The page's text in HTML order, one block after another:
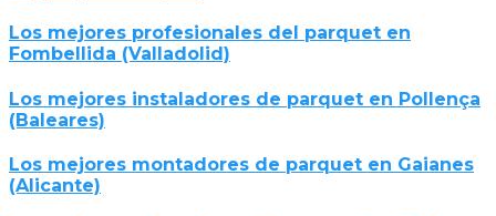
Los mejores profesionales del parquet en
Fombellida (Valladolid)
Los mejores instaladores de parquet en Pollença
(Baleares)
Los mejores montadores de parquet en Gaianes
(Alicante)